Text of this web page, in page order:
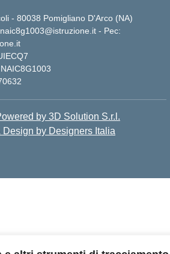
- 80038 Pomigliano D'Arco (NA)
- Pec:
by 3D Solution S.r.l.
Design by Designers Italia